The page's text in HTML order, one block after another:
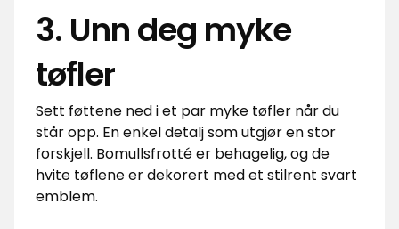
3. Unn deg myke
tøfler
Sett føttene ned i et par myke tøfler når du
står opp. En enkel detalj som utgjør en stor
forskjell. Bomullsfrotté er behagelig, og de
hvite tøflene er dekorert med et stilrent svart
emblem.